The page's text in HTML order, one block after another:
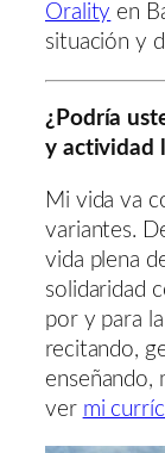
Orality en
situación y
¿Podría
y actividad
Mi vida va
variantes.
vida plena
solidaridad
por y para
recitando,
enseñando,
ver mi